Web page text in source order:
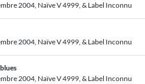
2004, Naïve V 4999, & Label Inconnu
2004, Naïve V 4999, & Label Inconnu
2004, Naïve V 4999, & Label Inconnu